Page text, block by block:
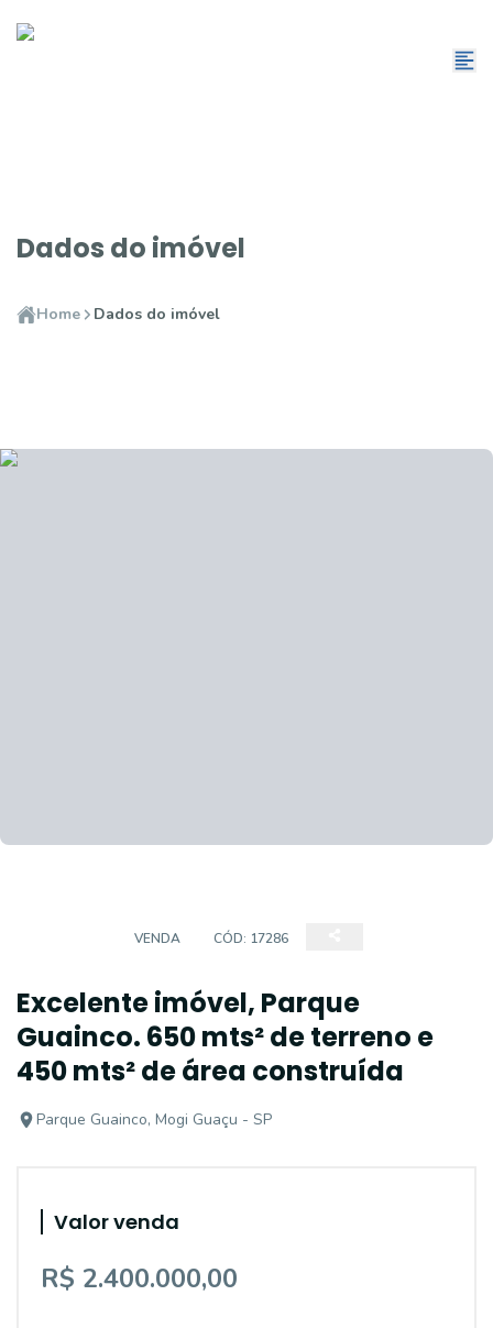
Dados do imóvel
Home Dados do imóvel
VENDA CÓD: 17286
Excelente imóvel, Parque
Guainco. 650 mts² de terreno e
450 mts² de área construída
Parque Guainco, Mogi Guaçu - SP
Valor venda
R$ 2.400.000,00